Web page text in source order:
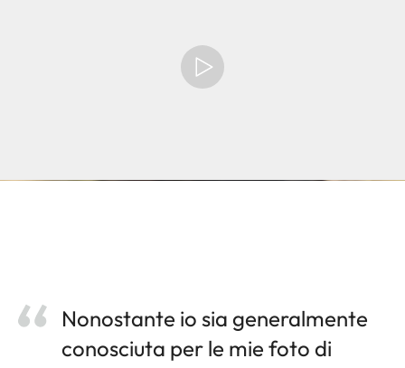
Nonostante io sia generalmente
conosciuta per le mie foto di